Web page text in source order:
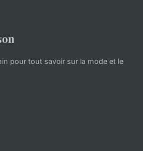
pour tout savoir sur la mode et le